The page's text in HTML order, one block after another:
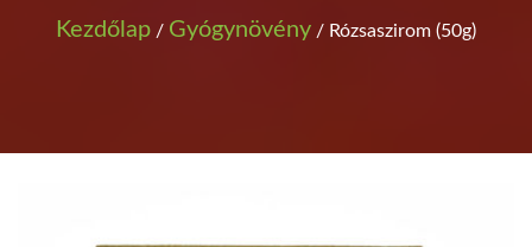
Kezdőlap / Gyógynövény / Rózsaszirom (50g)